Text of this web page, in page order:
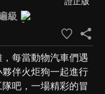
級
每當動物汽車們遇
伴火炬狗一起進行
吧，一場精彩的冒